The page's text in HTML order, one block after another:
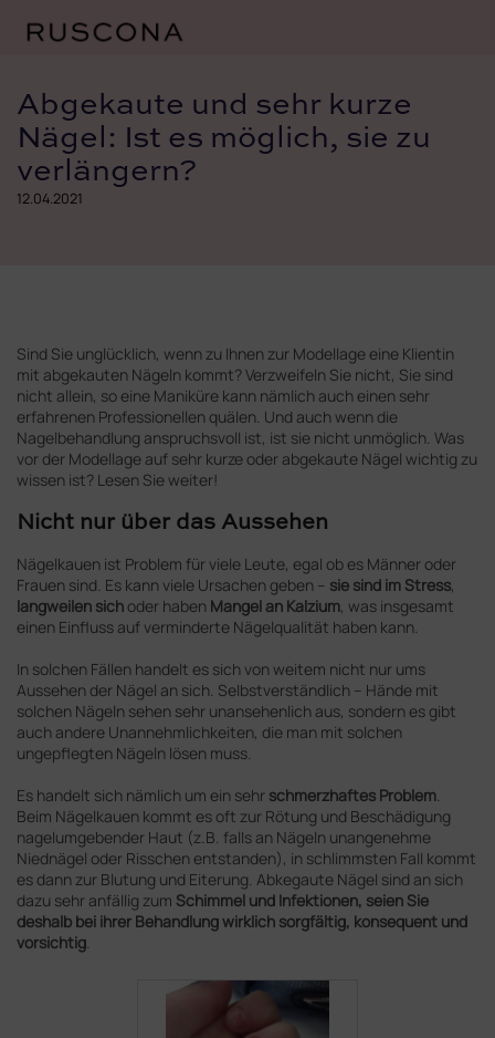
springen
Abgekaute und sehr kurze
Nägel: Ist es möglich, sie zu
verlängern?
12.04.2021
Sind Sie unglücklich, wenn zu Ihnen zur Modellage eine Klientin
mit abgekauten Nägeln kommt? Verzweifeln Sie nicht, Sie sind
nicht allein, so eine Maniküre kann nämlich auch einen sehr
erfahrenen Professionellen quälen. Und auch wenn die
Nagelbehandlung anspruchsvoll ist, ist sie nicht unmöglich. Was
vor der Modellage auf sehr kurze oder abgekaute Nägel wichtig zu
wissen ist? Lesen Sie weiter!
Nicht nur über das Aussehen
Nägelkauen ist Problem für viele Leute, egal ob es Männer oder
Frauen sind. Es kann viele Ursachen geben – sie sind im Stress,
langweilen sich oder haben Mangel an Kalzium, was insgesamt
einen Einfluss auf verminderte Nägelqualität haben kann.
In solchen Fällen handelt es sich von weitem nicht nur ums
Aussehen der Nägel an sich. Selbstverständlich – Hände mit
solchen Nägeln sehen sehr unansehenlich aus, sondern es gibt
auch andere Unannehmlichkeiten, die man mit solchen
ungepflegten Nägeln lösen muss.
Es handelt sich nämlich um ein sehr schmerzhaftes Problem.
Beim Nägelkauen kommt es oft zur Rötung und Beschädigung
nagelumgebender Haut (z.B. falls an Nägeln unangenehme
Niednägel oder Risschen entstanden), in schlimmsten Fall kommt
es dann zur Blutung und Eiterung. Abkegaute Nägel sind an sich
dazu sehr anfällig zum Schimmel und Infektionen, seien Sie
deshalb bei ihrer Behandlung wirklich sorgfältig, konsequent und
vorsichtig.